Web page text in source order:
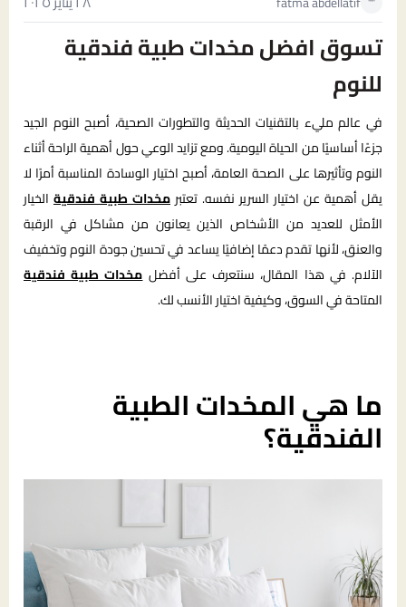
تسوق افضل مخدات طبية فندقية
للنوم
في عالم مليء بالتقنيات الحديثة والتطورات الصحية، أصبح النوم الجيد
جزءًا أساسيًا من الحياة اليومية. ومع تزايد الوعي حول أهمية الراحة أثناء
النوم وتأثيرها على الصحة العامة، أصبح اختيار الوسادة المناسبة أمرًا لا
يقل أهمية عن اختيار السرير نفسه. تعتبر مخدات طبية فندقية الخيار
الأمثل للعديد من الأشخاص الذين يعانون من مشاكل في الرقبة
والعنق، لأنها تقدم دعمًا إضافيًا يساعد في تحسين جودة النوم وتخفيف
الآلام. في هذا المقال، سنتعرف على أفضلمخدات طبية فندقية
المتاحة في السوق، وكيفية اختيار الأنسب لك.
ما هي المخدات الطبية
الفندقية؟